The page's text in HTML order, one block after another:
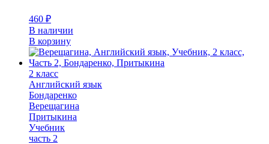
460 ₽
В наличии
В корзину
2 класс
Английский язык
Бондаренко
Верещагина
Притыкина
Учебник
часть 2